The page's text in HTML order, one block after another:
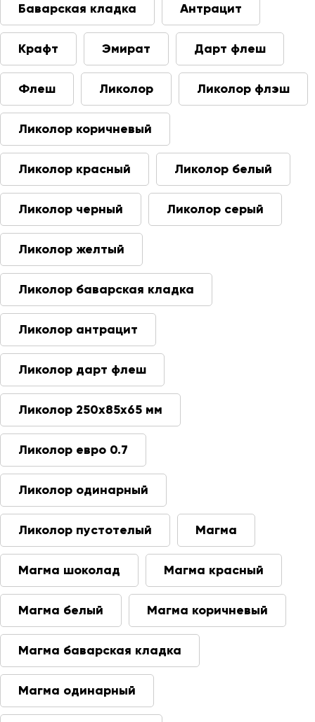
Баварская кладка Антрацит
Крафт Эмират Дарт флеш
Флеш Ликолор Ликолор флэш
Ликолор коричневый
Ликолор красный Ликолор белый
Ликолор черный Ликолор серый
Ликолор желтый
Ликолор баварская кладка
Ликолор антрацит
Ликолор дарт флеш
Ликолор 250х85х65 мм
Ликолор евро 0.7
Ликолор одинарный
Ликолор пустотелый Магма
Магма шоколад Магма красный
Магма белый Магма коричневый
Магма баварская кладка
Магма одинарный